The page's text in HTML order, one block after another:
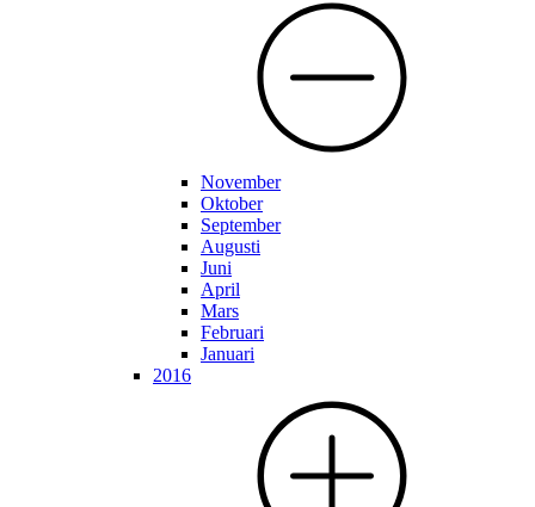
November
Oktober
September
Augusti
Juni
April
Mars
Februari
Januari
2016